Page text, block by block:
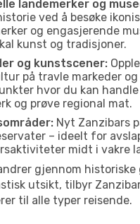
landemerker og
ved å besøke
og engasjerende
kunst og tradisjoner.
og kunstscener:
på travle markeder
hvor du kan
og prøve regional mat.
Nyt Zanzibars
– ideelt for
midt i vakre
gjennom historiske
utsikt, tilbyr
til alle typer reisende.